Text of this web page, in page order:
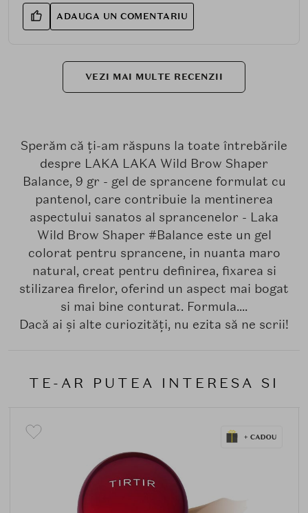
ADAUGA UN COMENTARIU
VEZI MAI MULTE RECENZII
Sperăm că ți-am răspuns la toate întrebările
despre LAKA LAKA Wild Brow Shaper
Balance, 9 gr - gel de sprancene formulat cu
pantenol, care contribuie la mentinerea
aspectului sanatos al sprancenelor - Laka
Wild Brow Shaper #Balance este un gel
colorat pentru sprancene, in nuanta maro
natural, creat pentru definirea, fixarea si
stilizarea firelor, oferind un aspect mai bogat
si mai bine conturat. Formula....
Dacă ai și alte curiozități, nu ezita să ne scrii!
TE-AR PUTEA INTERESA SI